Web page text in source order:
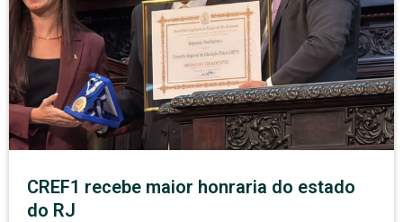
CREF1 recebe maior honraria do estado
do RJ